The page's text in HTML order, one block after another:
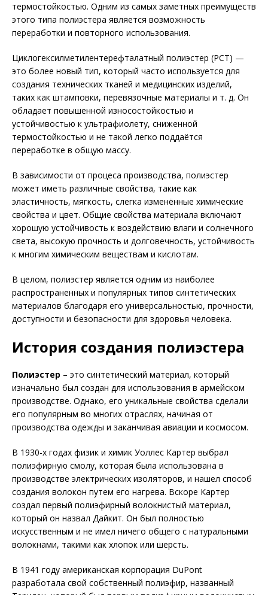
термостойкостью. Одним из самых заметных преимуществ
этого типа полиэстера является возможность
переработки и повторного использования.
Циклогексилметилентерефталатный полиэстер (PCT) —
это более новый тип, который часто используется для
создания технических тканей и медицинских изделий,
таких как штамповки, перевязочные материалы и т. д. Он
обладает повышенной износостойкостью и
устойчивостью к ультрафиолету, сниженной
термостойкостью и не такой легко поддаётся
переработке в общую массу.
В зависимости от процеса производства, полиэстер
может иметь различные свойства, такие как
эластичность, мягкость, слегка изменённые химические
свойства и цвет. Общие свойства материала включают
хорошую устойчивость к воздействию влаги и солнечного
света, высокую прочность и долговечность, устойчивость
к многим химическим веществам и кислотам.
В целом, полиэстер является одним из наиболее
распространенных и популярных типов синтетических
материалов благодаря его универсальностью, прочности,
доступности и безопасности для здоровья человека.
История создания полиэстера
Полиэстер – это синтетический материал, который
изначально был создан для использования в армейском
производстве. Однако, его уникальные свойства сделали
его популярным во многих отраслях, начиная от
производства одежды и заканчивая авиации и космосом.
В 1930-х годах физик и химик Уоллес Картер выбрал
полиэфирную смолу, которая была использована в
производстве электрических изоляторов, и нашел способ
создания волокон путем его нагрева. Вскоре Картер
создал первый полиэфирный волокнистый материал,
который он назвал Дайкит. Он был полностью
искусственным и не имел ничего общего с натуральными
волокнами, такими как хлопок или шерсть.
В 1941 году американская корпорация DuPont
разработала свой собственный полиэфир, названный